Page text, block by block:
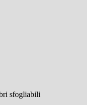
sfogliabili